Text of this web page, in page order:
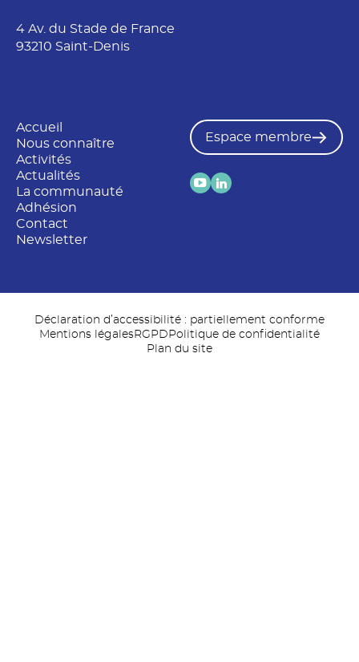
4 Av. du Stade de France
93210 Saint-Denis
Accueil
Nous connaître
Activités
Actualités
La communauté
Adhésion
Contact
Newsletter
Espace membre
Déclaration d’accessibilité : partiellement conforme
Mentions légalesRGPD Politique de confidentialité
Plan du site